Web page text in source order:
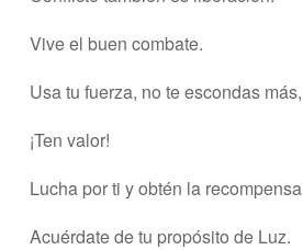
Vive el buen combate.
Usa tu fuerza, no te escondas
¡Ten valor!
Lucha por ti y obtén la
Acuérdate de tu propósito de Luz.